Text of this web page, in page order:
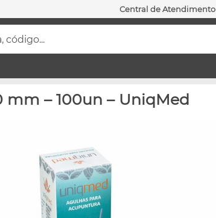
Central de Atendimento
código...
– 100un – UniqMed